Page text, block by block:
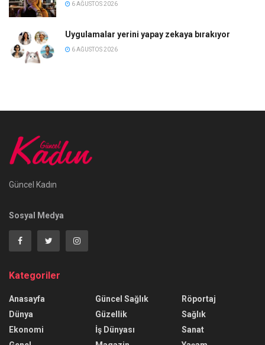
6 AĞUSTOS 2026
Uygulamalar yerini yapay zekaya bırakıyor
6 AĞUSTOS 2026
Güncel Kadın
Sosyal Medya
Kategoriler
Anasayfa
Dünya
Ekonomi
Güncel Sağlık
Güzellik
İş Dünyası
Röportaj
Sağlık
Sanat